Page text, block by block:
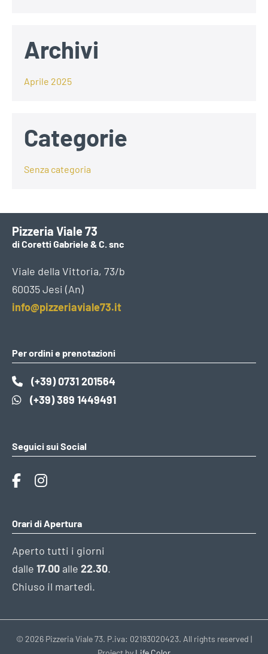
Archivi
Aprile 2025
Categorie
Senza categoria
Pizzeria Viale 73
di Coretti Gabriele & C. snc
Viale della Vittoria, 73/b
60035 Jesi (An)
info@pizzeriaviale73.it
Per ordini e prenotazioni
(+39) 0731 201564
(+39) 389 1449491
Seguici sui Social
Orari di Apertura
Aperto tutti i giorni
dalle 17.00 alle 22.30.
Chiuso il martedì.
© 2026 Pizzeria Viale 73. P.iva: 02193020423. All rights reserved |